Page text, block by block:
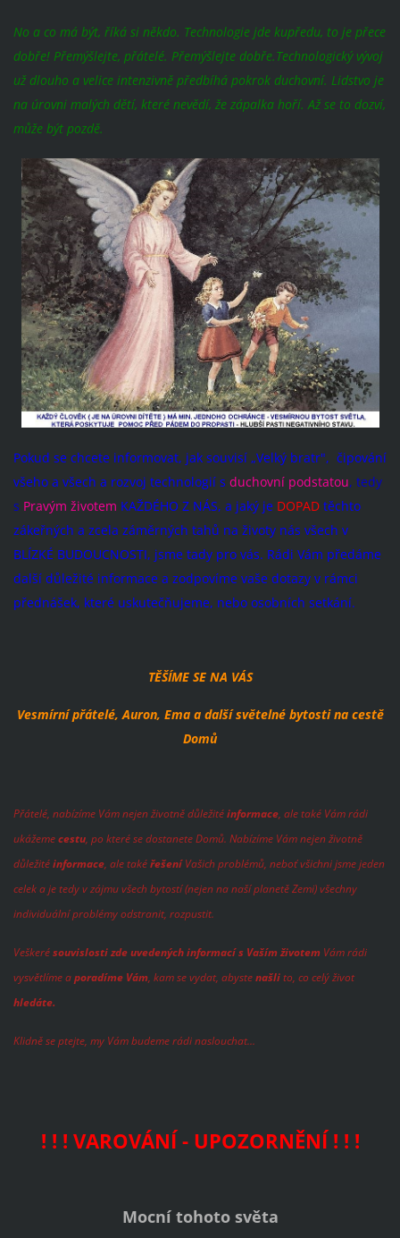
No a co má být, říká si někdo. Technologie jde kupředu, to je přece
dobře! Přemýšlejte, přátelé. Přemýšlejte dobře.Technologický vývoj
už dlouho a velice intenzivně předbíhá pokrok duchovní. Lidstvo je
na úrovni malých dětí, které nevědí, že zápalka hoří. Až se to dozví,
může být pozdě.
Pokud se chcete informovat, jak souvisí „Velký bratr", čipování
všeho a všech a rozvoj technologií s duchovní podstatou, tedy
s Pravým životem KAŽDÉHO Z NÁS, a jaký je DOPADtěchto
zákeřných a zcela záměrných tahů na životy nás všech v
BLÍZKÉ BUDOUCNOSTI, jsme tady pro vás. Rádi Vám předáme
další důležité informace a zodpovíme vaše dotazy v rámci
přednášek, které uskutečňujeme, nebo osobních setkání.
TĚŠÍME SE NA VÁS
Vesmírní přátelé, Auron, Ema a další světelné bytosti na cestě
Domů
Přátelé, nabízíme Vám nejen životně důležitéinformace, ale také Vám rádi
ukážemecestu, po které se dostanete Domů. Nabízíme Vám nejen životně
důležitéinformace, ale takéřešeníVašich problémů, neboť všichni jsme jeden
celek a je tedy v zájmu všech bytostí (nejen na naší planetě Zemi) všechny
individuální problémy odstranit, rozpustit.
Veškerésouvislosti zde uvedených informací s Vaším životemVám rádi
vysvětlíme aporadíme Vám, kam se vydat, abystenašlito, co celý život
hledáte.
Klidně se ptejte, my Vám budeme rádi naslouchat...
! ! ! VAROVÁNÍ - UPOZORNĚNÍ ! ! !
Mocní tohoto světa